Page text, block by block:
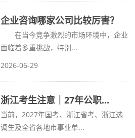
企业咨询哪家公司比较厉害？
在当今竞争激烈的市场环境中，企业
面临着多重挑战，特别...
2026-06-29
浙江考生注意｜27年公职...
当前，2027年国考、浙江省考、浙江选
调生及全省各地市事业单...